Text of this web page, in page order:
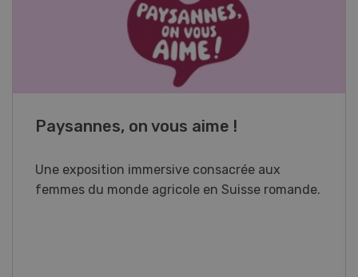
Paysannes, on vous aime !
Une exposition immersive consacrée aux
femmes du monde agricole en Suisse romande.